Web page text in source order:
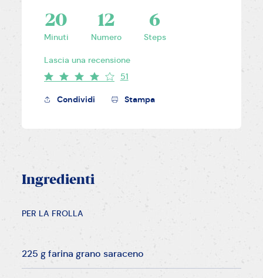
20
Minuti
12
Numero
6
Steps
Lascia una recensione
51
Condividi Stampa
Ingredienti
PER LA FROLLA
225 g farina grano saraceno